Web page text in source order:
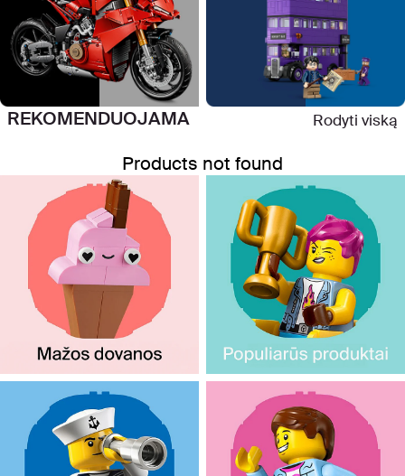
REKOMENDUOJAMA Rodyti viską
Products not found